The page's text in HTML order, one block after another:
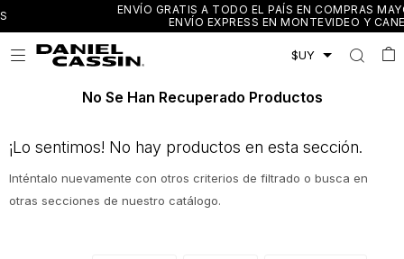
ENVÍO GRATIS A TODO EL PAÍS EN COMPRAS MAYORES A
ENVÍO EXPRESS EN MONTEVIDEO Y CANELONES

No Se Han Recuperado Productos
¡Lo sentimos! No hay productos en esta sección.
Inténtalo nuevamente con otros criterios de filtrado o busca en
otras secciones de nuestro catálogo.